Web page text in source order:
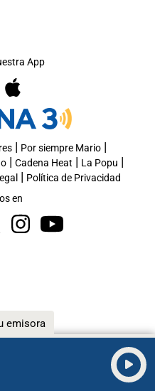
emisora
App
| Por siempre Mario|
| Cadena Heat | La Popu |
| Política de Privacidad
en